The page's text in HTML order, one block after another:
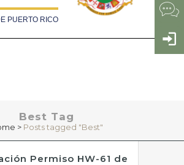
PUERTO RICO
Best Tag
> Posts tagged "Best"
Permiso HW-61 de